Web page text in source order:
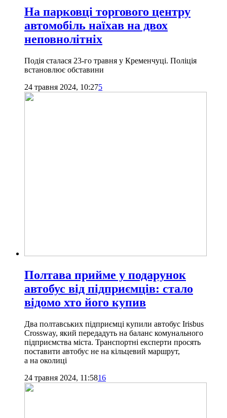
На парковці торгового центру
автомобіль наїхав на двох
неповнолітніх
Подія сталася 23-го травня у Кременчуці. Поліція
встановлює обставини
24 травня 2024, 10:275
Полтава прийме у подарунок
автобус від підприємців: стало
відомо хто його купив
Два полтавських підприємці купили автобус Irisbus
Crossway, який передадуть на баланс комунального
підприємства міста. Транспортні експерти просять
поставити автобус не на кільцевий маршрут,
а на околиці
24 травня 2024, 11:5816